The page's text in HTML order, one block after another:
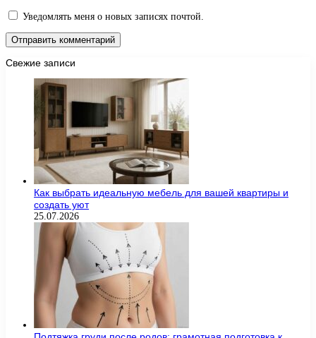
Уведомлять меня о новых записях почтой.
Свежие записи
Как выбрать идеальную мебель для вашей квартиры и
создать уют
25.07.2026